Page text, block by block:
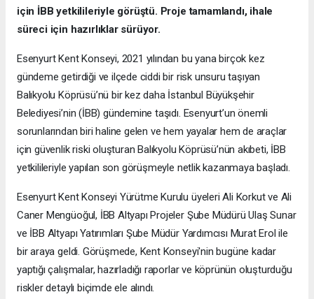
için İBB yetkilileriyle görüştü. Proje tamamlandı, ihale
süreci için hazırlıklar sürüyor.
Esenyurt Kent Konseyi, 2021 yılından bu yana birçok kez
gündeme getirdiği ve ilçede ciddi bir risk unsuru taşıyan
Balıkyolu Köprüsü’nü bir kez daha İstanbul Büyükşehir
Belediyesi’nin (İBB) gündemine taşıdı. Esenyurt’un önemli
sorunlarından biri haline gelen ve hem yayalar hem de araçlar
için güvenlik riski oluşturan Balıkyolu Köprüsü’nün akıbeti, İBB
yetkilileriyle yapılan son görüşmeyle netlik kazanmaya başladı.
Esenyurt Kent Konseyi Yürütme Kurulu üyeleri Ali Korkut ve Ali
Caner Mengüoğul, İBB Altyapı Projeler Şube Müdürü Ulaş Sunar
ve İBB Altyapı Yatırımları Şube Müdür Yardımcısı Murat Erol ile
bir araya geldi. Görüşmede, Kent Konseyi'nin bugüne kadar
yaptığı çalışmalar, hazırladığı raporlar ve köprünün oluşturduğu
riskler detaylı biçimde ele alındı.